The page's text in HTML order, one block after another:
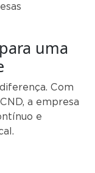
uma
Com
a empresa
e